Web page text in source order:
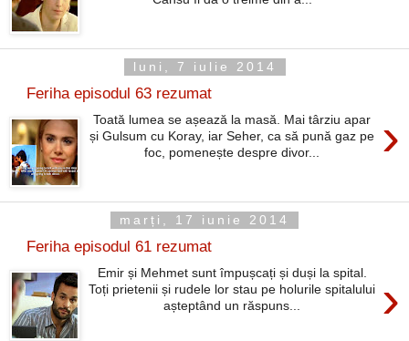
luni, 7 iulie 2014
Feriha episodul 63 rezumat
›
Toată lumea se așează la masă. Mai târziu apar
și Gulsum cu Koray, iar Seher, ca să pună gaz pe
foc, pomenește despre divor...
marți, 17 iunie 2014
Feriha episodul 61 rezumat
›
Emir și Mehmet sunt împușcați și duși la spital.
Toți prietenii și rudele lor stau pe holurile spitalului
așteptând un răspuns...